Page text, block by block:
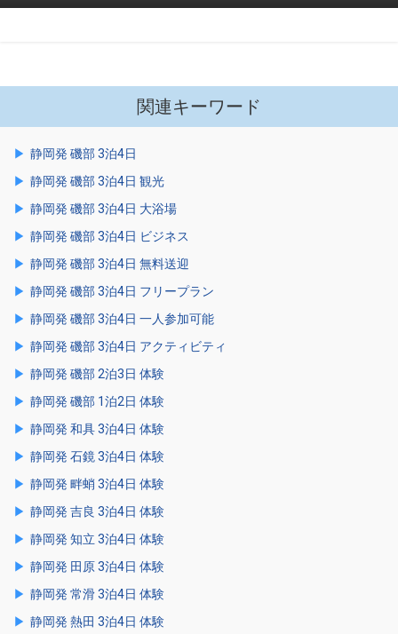
関連キーワード
静岡発 磯部 3泊4日
静岡発 磯部 3泊4日 観光
静岡発 磯部 3泊4日 大浴場
静岡発 磯部 3泊4日 ビジネス
静岡発 磯部 3泊4日 無料送迎
静岡発 磯部 3泊4日 フリープラン
静岡発 磯部 3泊4日 一人参加可能
静岡発 磯部 3泊4日 アクティビティ
静岡発 磯部 2泊3日 体験
静岡発 磯部 1泊2日 体験
静岡発 和具 3泊4日 体験
静岡発 石鏡 3泊4日 体験
静岡発 畔蛸 3泊4日 体験
静岡発 吉良 3泊4日 体験
静岡発 知立 3泊4日 体験
静岡発 田原 3泊4日 体験
静岡発 常滑 3泊4日 体験
静岡発 熱田 3泊4日 体験